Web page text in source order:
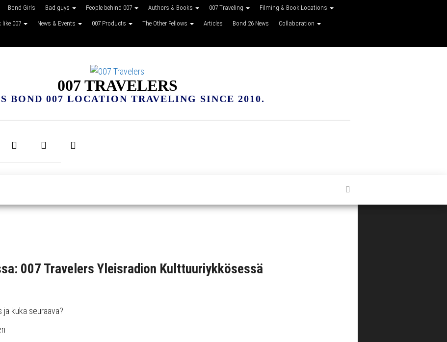
Bond Girls Bad guys People behind 007 Authors & Books 007 Traveling Filming & Book Locations
like 007 News & Events 007 Products The Other Fellows Articles Bond 26 News Collaboration
007 TRAVELERS
BOND 007 LOCATION TRAVELING SINCE 2010.
007 Travelers Yleisradion Kulttuuriykkösessä
kuka seuraava?